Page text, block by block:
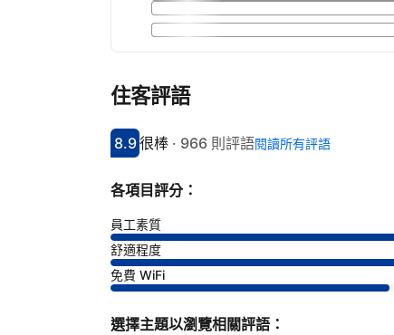
住客評語
分數8.9分
8.9
評比很棒
很棒 · 966 則評語閱讀所有評語
各項目評分：
員工素質
舒適程度
免費 WiFi
選擇主題以瀏覽相關評語：